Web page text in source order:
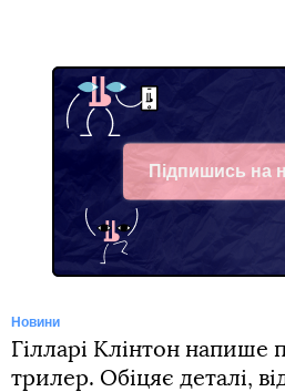
Підпишись на
Telegram
Новини
Гілларі Клінтон напише
трилер. Обіцяє деталі,